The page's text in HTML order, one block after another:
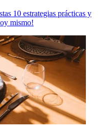
10 estrategias prácticas y
mismo!